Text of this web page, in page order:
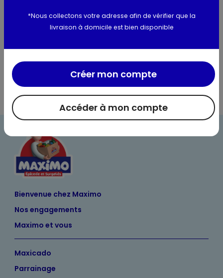
Valeurs nutritionnelles
Informations complémentaires
Bienvenue chez Maximo
Nos engagements
Maximo et vous
Maxicado
Parrainage
*Nous collectons votre adresse afin de vérifier que la
livraison à domicile est bien disponible
Accéder à mon compte
Créer mon compte